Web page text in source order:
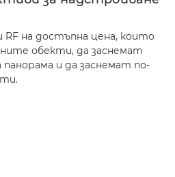
на достъпна цена, които
обекти, да заснемат
и да заснемат по-